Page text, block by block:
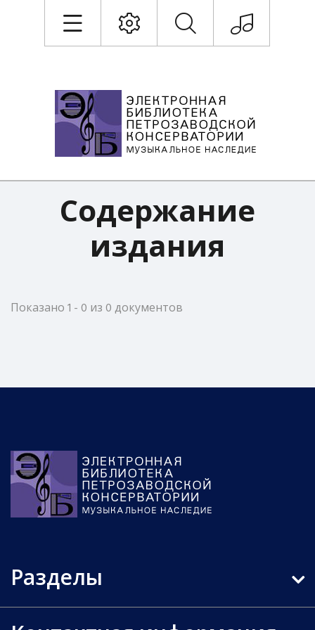
Содержание
издания
Показано 1 - 0 из 0 документов
Разделы